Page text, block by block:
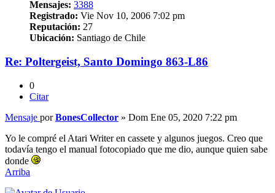
Mensajes: 3388
Registrado: Vie Nov 10, 2006 7:02 pm
Reputación: 27
Ubicación: Santiago de Chile
Re: Poltergeist, Santo Domingo 863-L86
0
Citar
Mensaje porBonesCollector » Dom Ene 05, 2020 7:22 pm
Yo le compré el Atari Writer en cassete y algunos juegos. Creo que
todavía tengo el manual fotocopiado que me dio, aunque quien sabe
donde
Arriba